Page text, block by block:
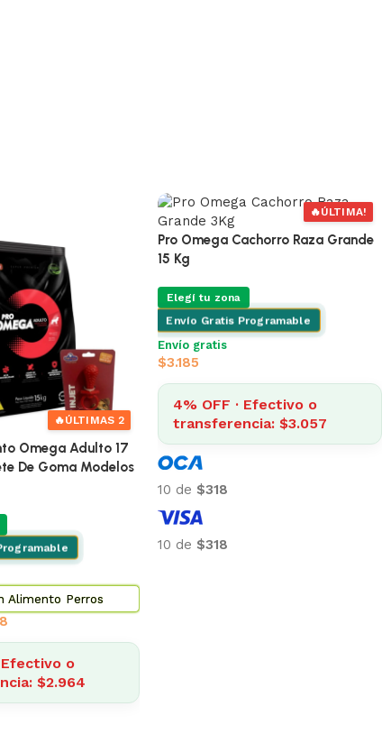
🔥ÚLTIMAS 2
Omega Adulto 17
De Goma Modelos
Alimento Perros
Efectivo o
$2.964
🔥ÚLTIMA!
Pro Omega Cachorro Raza Grande
15 Kg
Elegí tu zona
Envío Gratis Programable
Envío gratis
$3.185
4% OFF · Efectivo o
transferencia: $3.057
10 de $318
10 de $318